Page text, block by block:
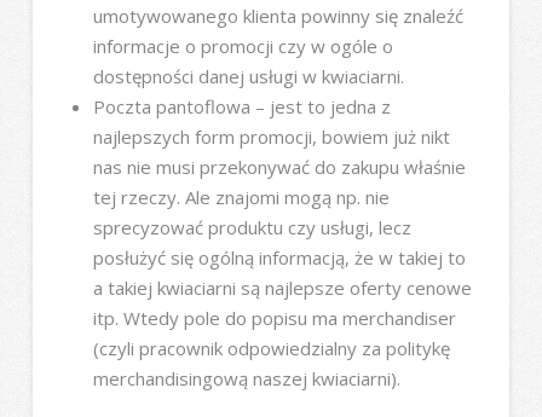
umotywowanego klienta powinny się znaleźć
informacje o promocji czy w ogóle o
dostępności danej usługi w kwiaciarni.
Poczta pantoflowa – jest to jedna z
najlepszych form promocji, bowiem już nikt
nas nie musi przekonywać do zakupu właśnie
tej rzeczy. Ale znajomi mogą np. nie
sprecyzować produktu czy usługi, lecz
posłużyć się ogólną informacją, że w takiej to
a takiej kwiaciarni są najlepsze oferty cenowe
itp. Wtedy pole do popisu ma merchandiser
(czyli pracownik odpowiedzialny za politykę
merchandisingową naszej kwiaciarni).